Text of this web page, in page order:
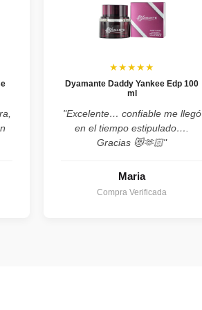
★★★★★
Dyamante Daddy Yankee Edp 100
ml
"Excelente… confiable me llegó
en el tiempo estipulado….
Gracias 😻🫶🏻"
Maria
Compra Verificada